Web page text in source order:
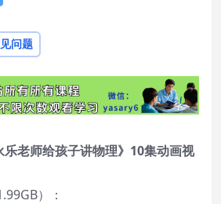
问题
老师给孩子讲物理》10集动画视
）：